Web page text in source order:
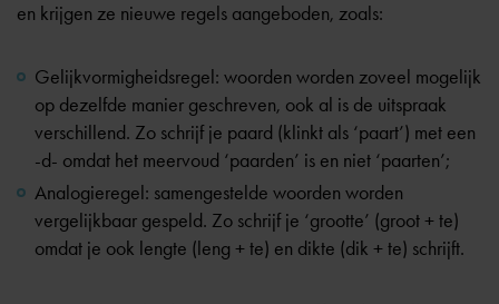
en krijgen ze nieuwe regels aangeboden, zoals:
Gelijkvormigheidsregel: woorden worden zoveel mogelijk
op dezelfde manier geschreven, ook al is de uitspraak
verschillend. Zo schrijf je paard (klinkt als ‘paart’) met een
-d- omdat het meervoud ‘paarden’ is en niet ‘paarten’;
Analogieregel: samengestelde woorden worden
vergelijkbaar gespeld. Zo schrijf je ‘grootte’ (groot + te)
omdat je ook lengte (leng + te) en dikte (dik + te) schrijft.